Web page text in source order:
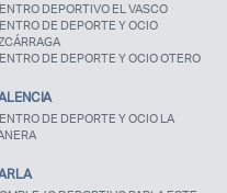
DEPORTIVO EL VASCO
DE DEPORTE Y OCIO
DE DEPORTE Y OCIO OTERO
DE DEPORTE Y OCIO LA